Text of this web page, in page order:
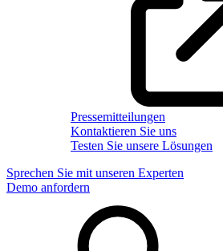
Pressemitteilungen
Kontaktieren Sie uns
Testen Sie unsere Lösungen
Sprechen Sie mit unseren Experten
Demo anfordern